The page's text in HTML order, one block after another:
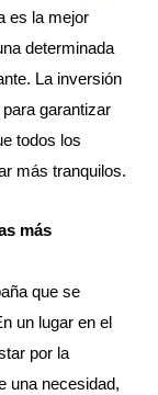
es la mejor
determinada
La inversión
garantizar
todos los
más tranquilos.
más
que se
un lugar en el
por la
una necesidad,